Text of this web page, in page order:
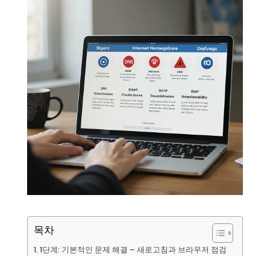
목차
1단계: 기본적인 문제 해결 – 새로고침과 브라우저 점검